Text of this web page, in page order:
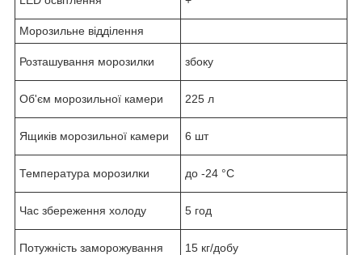
Морозильне відділення
Розташування морозилки збоку
Об'єм морозильної камери 225 л
Ящиків морозильної камери 6 шт
Температура морозилки до -24 °C
Час збереження холоду 5 год
Потужність заморожування 15 кг/добу